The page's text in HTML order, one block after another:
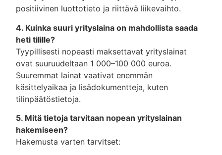
positiivinen luottotieto ja riittävä liikevaihto.
4. Kuinka suuri yrityslaina on mahdollista saada
heti tilille?
Tyypillisesti nopeasti maksettavat yrityslainat
ovat suuruudeltaan 1 000–100 000 euroa.
Suuremmat lainat vaativat enemmän
käsittelyaikaa ja lisädokumentteja, kuten
tilinpäätöstietoja.
5. Mitä tietoja tarvitaan nopean yrityslainan
hakemiseen?
Hakemusta varten tarvitset: